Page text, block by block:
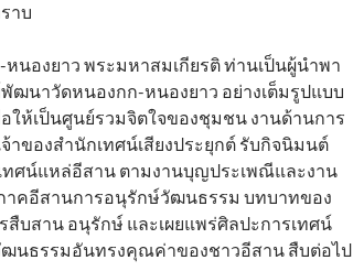
าบ
นองยาว พระมหาสมเกียรติ ท่านเป็นผู้นำพา
นาวัดหนองกก-หนองยาว อย่างเต็มรูปแบบ
อให้เป็นศูนย์รวมจิตใจของชุมชน งานด้านการ
จ้าของสำนักเทศน์เสียงประยุกต์ รับกิจนิมนต์
ทศน์แหล่อีสาน ตามงานบุญประเพณีและงาน
าคอีสานการอนุรักษ์วัฒนธรรม บทบาทของ
บสาน อนุรักษ์ และเผยแพร่ศิลปะการเทศน์
ฒนธรรมอันทรงคุณค่าของชาวอีสาน สืบต่อไป